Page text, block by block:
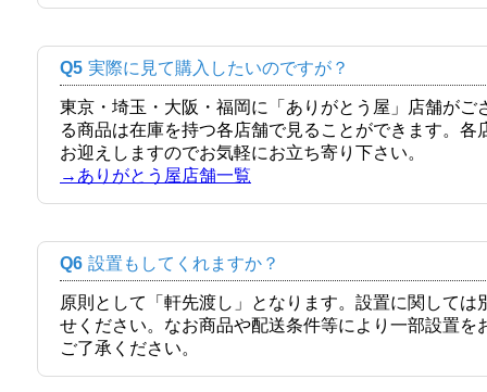
Q5 実際に見て購入したいのですが？
東京・埼玉・大阪・福岡に「ありがとう屋」店舗が
る商品は在庫を持つ各店舗で見ることができます。
お迎えしますのでお気軽にお立ち寄り下さい。
→ありがとう屋店舗一覧
Q6 設置もしてくれますか？
原則として「軒先渡し」となります。設置に関して
せください。なお商品や配送条件等により一部設置
ご了承ください。